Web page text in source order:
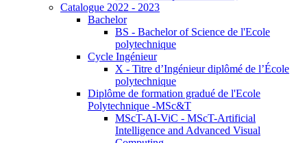
Catalogue 2022 - 2023
Bachelor
BS - Bachelor of Science de l'Ecole
polytechnique
Cycle Ingénieur
X - Titre d’Ingénieur diplômé de l’École
polytechnique
Diplôme de formation gradué de l'Ecole
Polytechnique -MSc&T
MScT-AI-ViC - MScT-Artificial
Intelligence and Advanced Visual